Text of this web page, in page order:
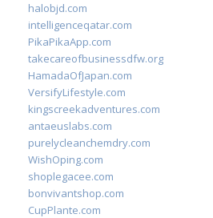
halobjd.com
intelligenceqatar.com
PikaPikaApp.com
takecareofbusinessdfw.org
HamadaOfJapan.com
VersifyLifestyle.com
kingscreekadventures.com
antaeuslabs.com
purelycleanchemdry.com
WishOping.com
shoplegacee.com
bonvivantshop.com
CupPlante.com